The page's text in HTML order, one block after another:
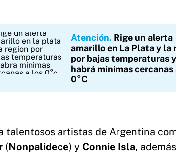
Atención Rige un alerta
amarillo en La Plata y la
por bajas temperaturas y
habrá mínimas cercanas
0°C
talentosos artistas de Argentina
(Nonpalidece) y Connie Isla,